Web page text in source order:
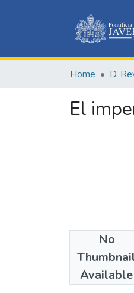
Home D.
El
No
Available
Authors
Echeverry